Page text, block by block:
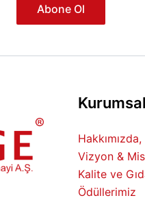
Abone Ol
Kurumsal
Vizyon &
Kalite ve
Ödüllerimiz